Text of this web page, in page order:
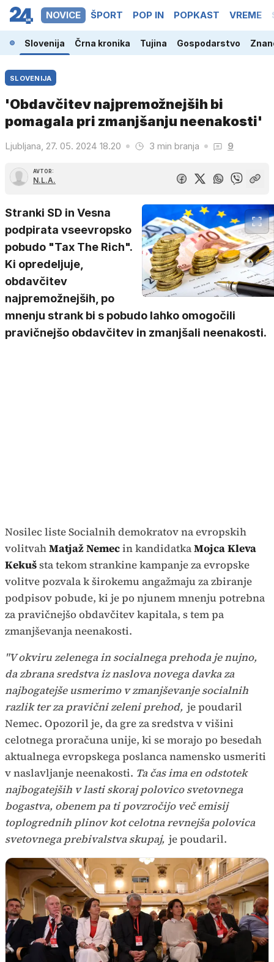
NOVICE ŠPORT POP IN POPKAST VREME
Slovenija Črna kronika Tujina Gospodarstvo
SLOVENIJA
'Obdavčitev najpremožnejših bi
pomagala pri zmanjšanju neenakosti'
Ljubljana, 27. 05. 2024 18.20 3 min branja 9
AVTOR:
N.L.A.
Stranki SD in Vesna
podpirata vseevropsko
pobudo "Tax The Rich".
Ki opredeljuje,
obdavčitev
najpremožnejših, po
mnenju strank bi s pobudo lahko omogočili
pravičnejšo obdavčitev in zmanjšali neenakosti.
Nosilec liste Socialnih demokratov na evropskih
volitvahMatjaž Nemecin kandidatkaMojca Kleva
Kekušsta tekom strankine kampanje za evropske
volitve pozvala k širokemu angažmaju za zbiranje
podpisov pobude, ki je po njunem mnenju potrebna
za pravičnejšo obdavčitev kapitala, s tem pa
zmanjševanja neenakosti.
"V okviru zelenega in socialnega prehoda je nujno,
da zbrana sredstva iz naslova novega davka za
najbogatejše usmerimo v zmanjševanje socialnih
razlik ter za pravični zeleni prehod, je poudaril
Nemec. Opozoril je, da gre za sredstva v višini
celotnega proračuna unije, ki se morajo po besedah
aktualnega evropskega poslanca namensko usmeriti
v naslavljanje neenakosti. Ta čas ima en odstotek
najbogatejših v lasti skoraj polovico svetovnega
bogastva, obenem pa ti povzročijo več emisij
toplogrednih plinov kot celotna revnejša polovica
svetovnega prebivalstva skupaj, je poudaril.